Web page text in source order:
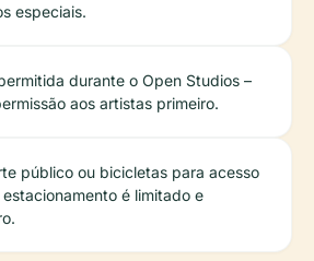
especiais.
durante o Open Studios –
aos artistas primeiro.
público ou bicicletas para acesso
é limitado e